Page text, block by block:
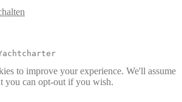
to improve your experience. We'll assume
you can opt-out if you wish.